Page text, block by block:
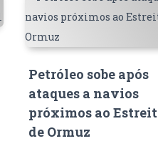
Petróleo sobe após
ataques a navios
próximos ao
de Ormuz